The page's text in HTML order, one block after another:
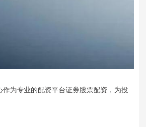
为专业的配资平台证券股票配资，为投